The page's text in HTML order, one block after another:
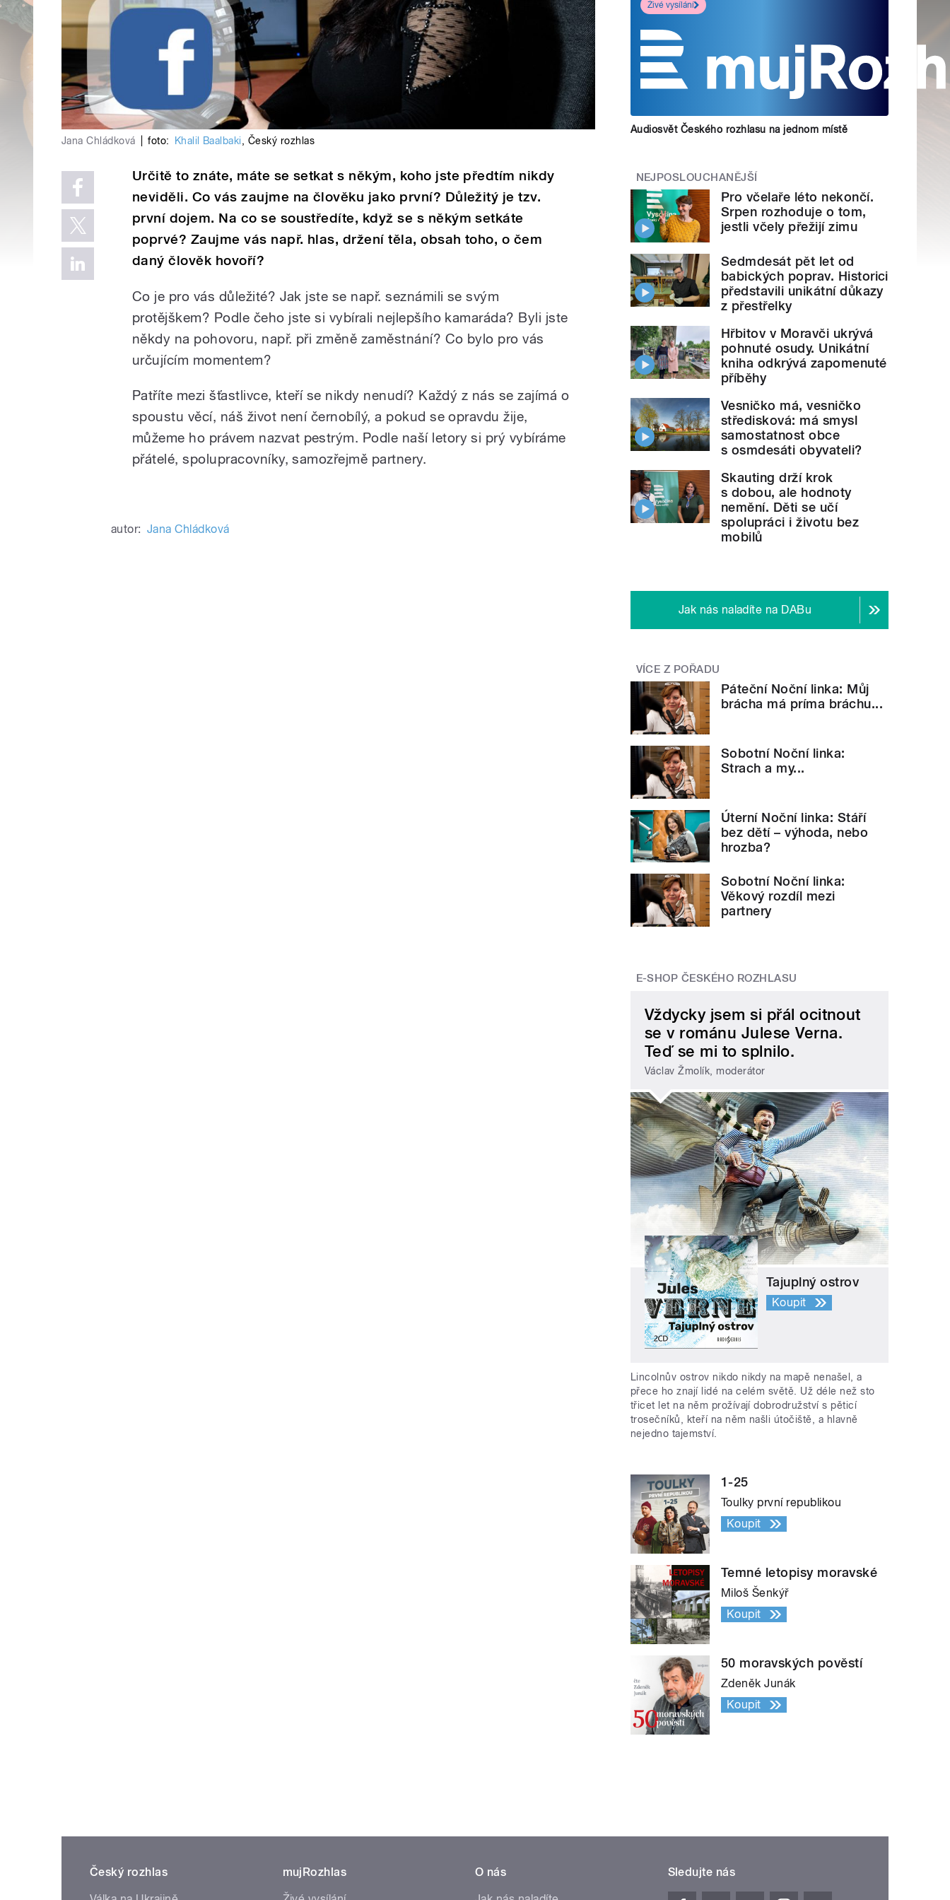
Jana Chládková foto: Khalil Baalbaki, Český rozhlas
Určitě to znáte, máte se setkat s někým, koho jste předtím nikdy
neviděli. Co vás zaujme na člověku jako první? Důležitý je tzv.
první dojem. Na co se soustředíte, když se s někým setkáte
poprvé? Zaujme vás např. hlas, držení těla, obsah toho, o čem
daný člověk hovoří?
Co je pro vás důležité? Jak jste se např. seznámili se svým
protějškem? Podle čeho jste si vybírali nejlepšího kamaráda? Byli jste
někdy na pohovoru, např. při změně zaměstnání? Co bylo pro vás
určujícím momentem?
Patříte mezi šťastlivce, kteří se nikdy nenudí? Každý z nás se zajímá o
spoustu věcí, náš život není černobílý, a pokud se opravdu žije,
můžeme ho právem nazvat pestrým. Podle naší letory si prý vybíráme
přátelé, spolupracovníky, samozřejmě partnery.
autor: Jana Chládková
Živé vysílání
Audiosvět Českého rozhlasu na jednom místě
NEJPOSLOUCHANĚJŠÍ
Pro včelaře léto nekončí.
Srpen rozhoduje o tom,
jestli včely přežijí zimu
Sedmdesát pět let od
babických poprav. Historici
představili unikátní důkazy
z přestřelky
Hřbitov v Moravči ukrývá
pohnuté osudy. Unikátní
kniha odkrývá zapomenuté
příběhy
Vesničko má, vesničko
středisková: má smysl
samostatnost obce
s osmdesáti obyvateli?
Skauting drží krok
s dobou, ale hodnoty
nemění. Děti se učí
spolupráci i životu bez
mobilů
Jak nás naladíte na DABu
VÍCE Z POŘADU
Páteční Noční linka: Můj
brácha má príma bráchu...
Sobotní Noční linka:
Strach a my...
Úterní Noční linka: Stáří
bez dětí – výhoda, nebo
hrozba?
Sobotní Noční linka:
Věkový rozdíl mezi
partnery
E-SHOP ČESKÉHO ROZHLASU
Vždycky jsem si přál ocitnout
se v románu Julese Verna.
Teď se mi to splnilo.
Václav Žmolík, moderátor
Tajuplný ostrov
Koupit
Lincolnův ostrov nikdo nikdy na mapě nenašel, a
přece ho znají lidé na celém světě. Už déle než sto
třicet let na něm prožívají dobrodružství s pěticí
trosečníků, kteří na něm našli útočiště, a hlavně
nejedno tajemství.
1-25
Toulky první republikou
Koupit
Temné letopisy moravské
Miloš Šenkýř
Koupit
50 moravských pověstí
Zdeněk Junák
Koupit
Český rozhlas
mujRozhlas
O nás
Sledujte nás